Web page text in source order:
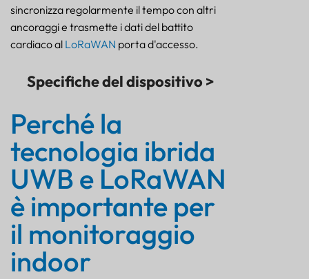
sincronizza regolarmente il tempo con altri
ancoraggi e trasmette i dati del battito
cardiaco al LoRaWAN porta d'accesso.
Specifiche del dispositivo >
Perché la
tecnologia ibrida
UWB e LoRaWAN
è importante per
il monitoraggio
indoor